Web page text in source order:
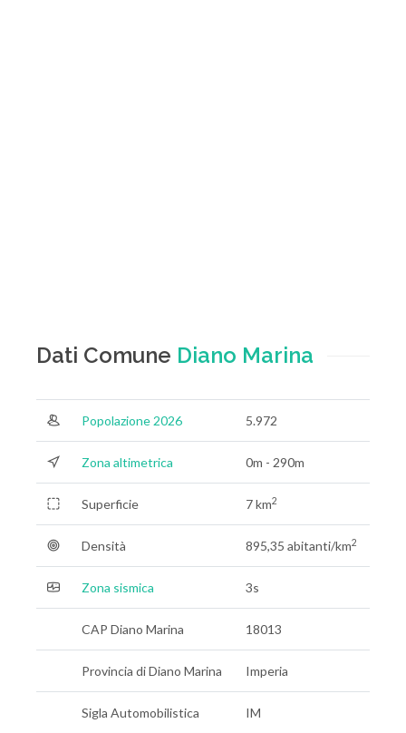
Dati Comune Diano Marina
Popolazione 2026 5.972
Zona altimetrica 0m - 290m
Superficie 7 km2
Densità 895,35 abitanti/km2
Zona sismica 3s
CAP Diano Marina 18013
Provincia di Diano Marina Imperia
Sigla Automobilistica IM